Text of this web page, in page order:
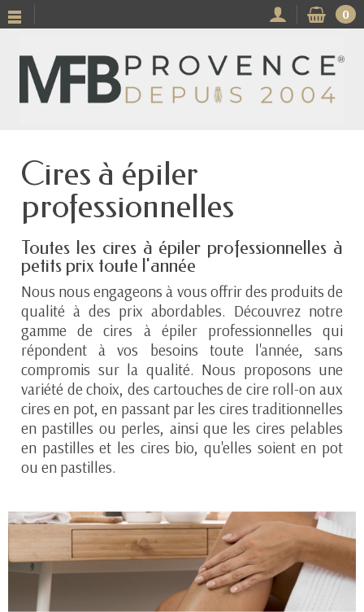
0
Cires à épiler
professionnelles
Toutes les cires à épiler professionnelles à
petits prix toute l'année
Nous nous engageons à vous offrir des produits de
qualité à des prix abordables. Découvrez notre
gamme de cires à épiler professionnelles qui
répondent à vos besoins toute l'année, sans
compromis sur la qualité. Nous proposons une
variété de choix, des cartouches de cire roll-on aux
cires en pot, en passant par les cires traditionnelles
en pastilles ou perles, ainsi que les cires pelables
en pastilles et les cires bio, qu'elles soient en pot
ou en pastilles.